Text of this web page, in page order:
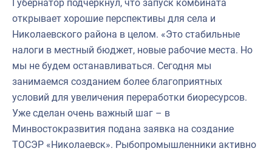
Губернатор подчеркнул, что запуск комбината
открывает хорошие перспективы для села и
Николаевского района в целом. «Это стабильные
налоги в местный бюджет, новые рабочие места. Но
мы не будем останавливаться. Сегодня мы
занимаемся созданием более благоприятных
условий для увеличения переработки биоресурсов.
Уже сделан очень важный шаг – в
Минвостокразвития подана заявка на создание
ТОСЭР «Николаевск». Рыбопромышленники активно